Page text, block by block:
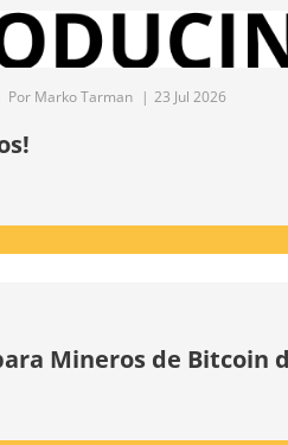
Por Marko Tarman | 23 Jul 2026
Mineros de Bitcoin